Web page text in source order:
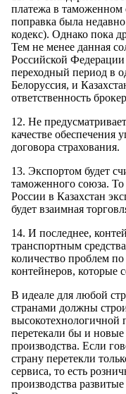
платежа в таможенном
поправка была
кодекс). Однако пока
Тем не менее данная
Российской Федерации
переходный период в
Белоруссия, и
ответственность
12. Не
качестве обеспечения
договора страхования.
13. Экспортом будет
таможенного союза. То
России в Казахстан
будет взаимная
14. И последнее,
транспортным
количество проблем
контейнеров, которые
В идеале для любой
странами должны
высокотехнологичной
перетекали бы и
производства. Если
страну перетекли
сервиса, то есть
производства